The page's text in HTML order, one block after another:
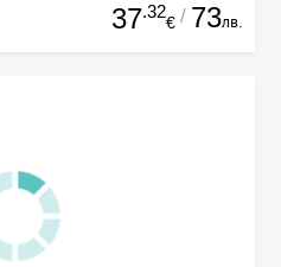
37.32
€ / 73лв.